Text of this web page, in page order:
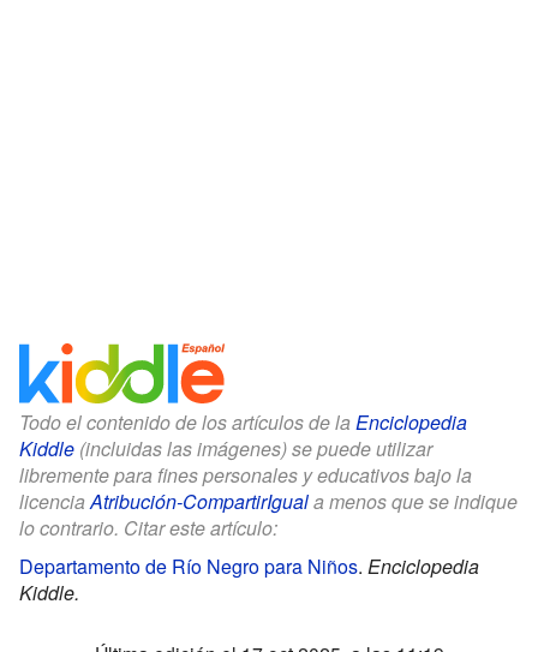
Todo el contenido de los artículos de la Enciclopedia
Kiddle (incluidas las imágenes) se puede utilizar
libremente para fines personales y educativos bajo la
licenciaAtribución-CompartirIguala menos que se indique
lo contrario. Citar este artículo:
Departamento de Río Negro para Niños. Enciclopedia
Kiddle.